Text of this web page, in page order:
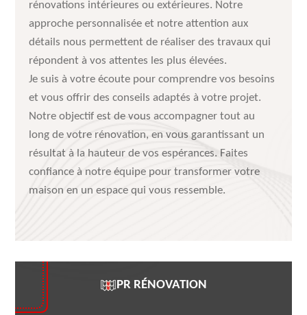
rénovations intérieures ou extérieures. Notre
approche personnalisée et notre attention aux
détails nous permettent de réaliser des travaux qui
répondent à vos attentes les plus élevées.
Je suis à votre écoute pour comprendre vos besoins
et vous offrir des conseils adaptés à votre projet.
Notre objectif est de vous accompagner tout au
long de votre rénovation, en vous garantissant un
résultat à la hauteur de vos espérances. Faites
confiance à notre équipe pour transformer votre
maison en un espace qui vous ressemble.
PR RÉNOVATION